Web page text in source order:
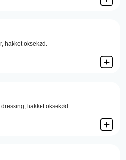
hakket oksekød.
dressing, hakket oksekød.